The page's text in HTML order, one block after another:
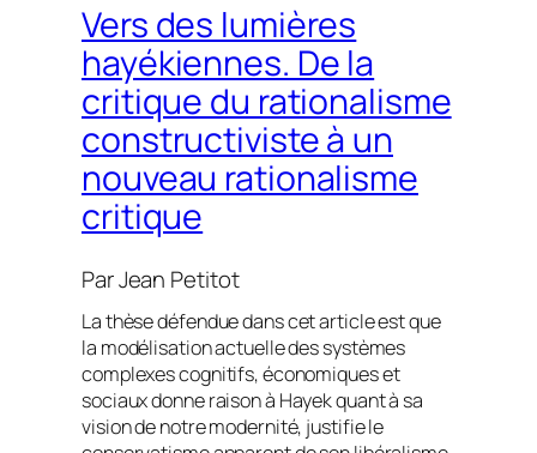
Vers des lumières
hayékiennes. De la
critique du rationalisme
constructiviste à un
nouveau rationalisme
critique
ParJean Petitot
La thèse défendue dans cet article est que
la modélisation actuelle des systèmes
complexes cognitifs, économiques et
sociaux donne raison à Hayek quant à sa
vision de notre modernité, justifie le